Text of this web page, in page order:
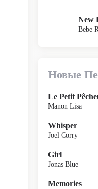
New
Bebe
Новые
Le Petit
Manon Lisa
Whisper
Joel Corry
Girl
Jonas Blue
Memories